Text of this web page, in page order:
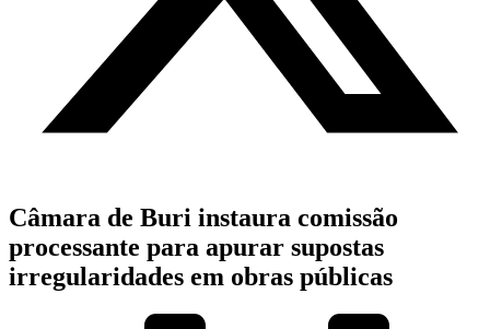
Câmara de Buri instaura comissão
processante para apurar supostas
irregularidades em obras públicas